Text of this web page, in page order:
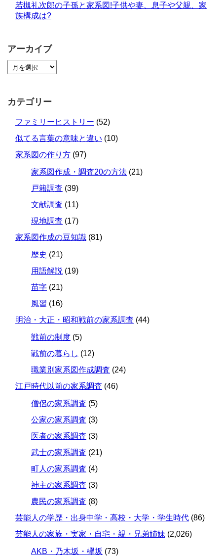
若槻礼次郎の子孫と家系図!子供や妻、息子や父親、家
族構成は?
アーカイブ
カテゴリー
ファミリーヒストリー (52)
似てる言葉の意味と違い (10)
家系図の作り方 (97)
家系図作成・調査20の方法 (21)
戸籍調査 (39)
文献調査 (11)
現地調査 (17)
家系図作成の豆知識 (81)
歴史 (21)
用語解説 (19)
苗字 (21)
風習 (16)
明治・大正・昭和戦前の家系調査 (44)
戦前の制度 (5)
戦前の暮らし (12)
職業別家系図作成調査 (24)
江戸時代以前の家系調査 (46)
僧侶の家系調査 (5)
公家の家系調査 (3)
医者の家系調査 (3)
武士の家系調査 (21)
町人の家系調査 (4)
神主の家系調査 (3)
農民の家系調査 (8)
芸能人の学歴・出身中学・高校・大学・学生時代 (86)
芸能人の家族・実家・自宅・親・兄弟姉妹 (2,026)
AKB・乃木坂・欅坂 (73)